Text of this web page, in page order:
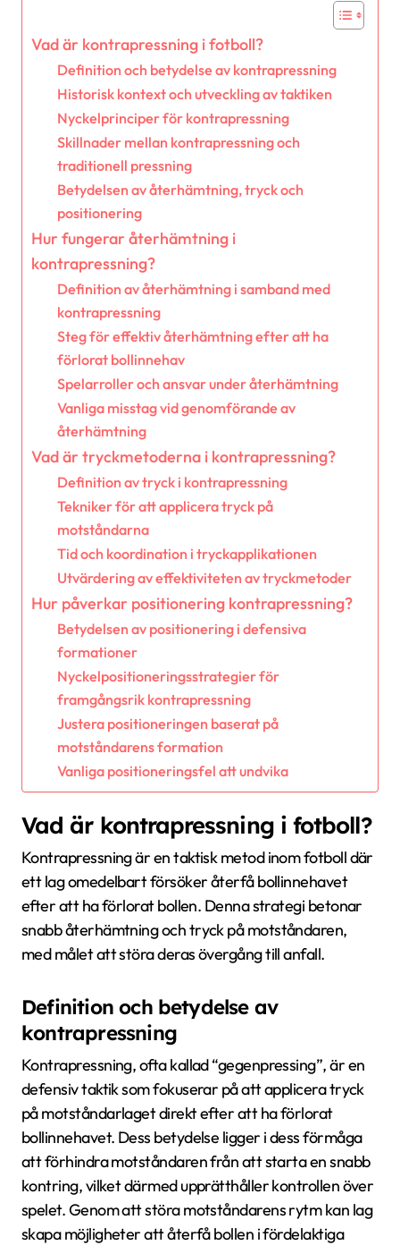
Vad är kontrapressning i fotboll?
Definition och betydelse av kontrapressning
Historisk kontext och utveckling av taktiken
Nyckelprinciper för kontrapressning
Skillnader mellan kontrapressning och
traditionell pressning
Betydelsen av återhämtning, tryck och
positionering
Hur fungerar återhämtning i
kontrapressning?
Definition av återhämtning i samband med
kontrapressning
Steg för effektiv återhämtning efter att ha
förlorat bollinnehav
Spelarroller och ansvar under återhämtning
Vanliga misstag vid genomförande av
återhämtning
Vad är tryckmetoderna i kontrapressning?
Definition av tryck i kontrapressning
Tekniker för att applicera tryck på
motståndarna
Tid och koordination i tryckapplikationen
Utvärdering av effektiviteten av tryckmetoder
Hur påverkar positionering kontrapressning?
Betydelsen av positionering i defensiva
formationer
Nyckelpositioneringsstrategier för
framgångsrik kontrapressning
Justera positioneringen baserat på
motståndarens formation
Vanliga positioneringsfel att undvika
Vad är kontrapressning i fotboll?
Kontrapressning är en taktisk metod inom fotboll där
ett lag omedelbart försöker återfå bollinnehavet
efter att ha förlorat bollen. Denna strategi betonar
snabb återhämtning och tryck på motståndaren,
med målet att störa deras övergång till anfall.
Definition och betydelse av
kontrapressning
Kontrapressning, ofta kallad “gegenpressing”, är en
defensiv taktik som fokuserar på att applicera tryck
på motståndarlaget direkt efter att ha förlorat
bollinnehavet. Dess betydelse ligger i dess förmåga
att förhindra motståndaren från att starta en snabb
kontring, vilket därmed upprätthåller kontrollen över
spelet. Genom att störa motståndarens rytm kan lag
skapa möjligheter att återfå bollen i fördelaktiga